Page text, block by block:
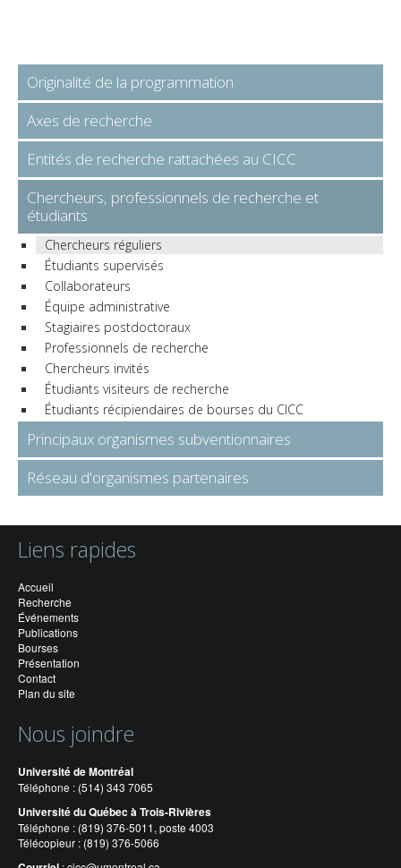
Originalité de la programmation
Axes de recherche
Entités de recherche rattachées au CICC
Chercheurs, professionnels de recherche et
étudiants
Chercheurs réguliers
Étudiants supervisés
Collaborateurs
Équipe administrative
Stagiaires postdoctoraux
Professionnels de recherche
Chercheurs invités
Étudiants visiteurs de recherche
Étudiants récipiendaires de bourses du CICC
Principaux organismes subventionnaires
Réseau d'organismes partenaires
Liens rapides
Accueil
Recherche
Événements
Publications
Bourses
Présentation
Contact
Plan du site
Nous joindre
Université de Montréal
Téléphone : (514) 343 7065
Université du Québec à Trois-Rivières
Téléphone : (819) 376-5011, poste 4003
Télécopieur : (819) 376-5066